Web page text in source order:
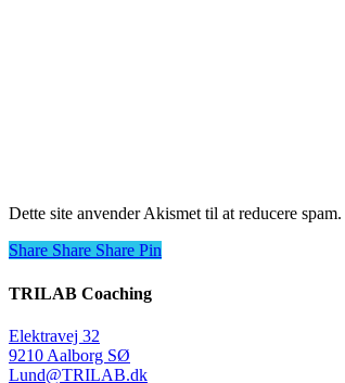
Dette site anvender Akismet til at reducere spam.
Share
Share Share Share Pin
TRILAB Coaching
Elektravej 32
9210 Aalborg SØ
Lund@TRILAB.dk